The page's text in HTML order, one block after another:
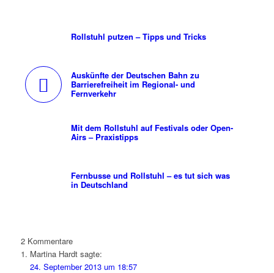
Rollstuhl putzen – Tipps und Tricks
Auskünfte der Deutschen Bahn zu
Barrierefreiheit im Regional- und
Fernverkehr
Mit dem Rollstuhl auf Festivals oder Open-
Airs – Praxistipps
Fernbusse und Rollstuhl – es tut sich was
in Deutschland
2 Kommentare
Martina Hardt sagte:
24. September 2013 um 18:57